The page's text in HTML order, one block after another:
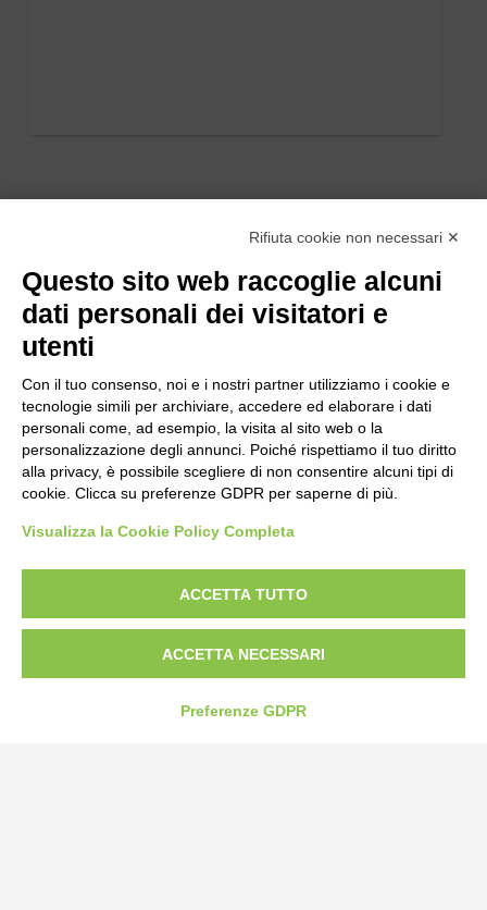
Bogliano Srl
Borgo San Martino 44, 12060 Pocapaglia CN
Tel:0172-478161
Fax: 0172-487399
Rifiuta cookie non necessari ✕
Questo sito web raccoglie alcuni
dati personali dei visitatori e
utenti
Con il tuo consenso, noi e i nostri partner utilizziamo i cookie e
tecnologie simili per archiviare, accedere ed elaborare i dati
personali come, ad esempio, la visita al sito web o la
personalizzazione degli annunci. Poiché rispettiamo il tuo diritto
alla privacy, è possibile scegliere di non consentire alcuni tipi di
cookie. Clicca su preferenze GDPR per saperne di più.
Visualizza la Cookie Policy Completa
ACCETTA TUTTO
ACCETTA NECESSARI
Preferenze GDPR